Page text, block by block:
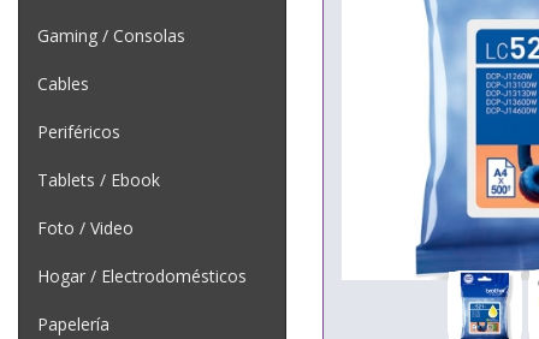
Gaming / Consolas
Cables
Periféricos
Tablets / Ebook
Foto / Video
Hogar / Electrodomésticos
Papelería